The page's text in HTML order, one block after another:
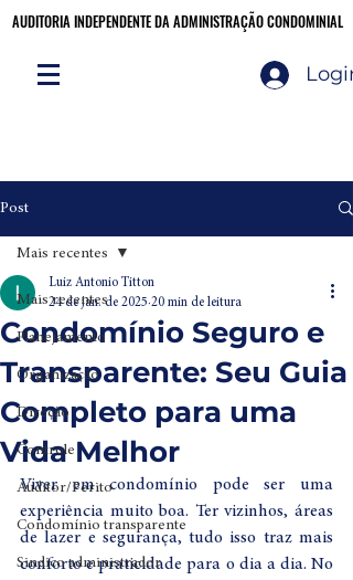
AUDITORIA INDEPENDENTE DA ADMINISTRAÇÃO CONDOMINIAL
AUDITORIA INDEPENDENTE DA ADMINISTRAÇÃO CONDOMINIAL
Login
Post
Mais recentes
Planejamento
Organização
Direção
Controle
Auditor/Perito
Condomínio transparente
Sindico administrador
Mais recentes
Condomínio Seguro e
Transparente: Seu Guia
Completo para uma
Vida Melhor
Luiz Antonio Titton
24 de jan. de 2025 20 min de leitura
Viver em condomínio pode ser uma
experiência muito boa. Ter vizinhos, áreas
de lazer e segurança, tudo isso traz mais
conforto e praticidade para o dia a dia. No